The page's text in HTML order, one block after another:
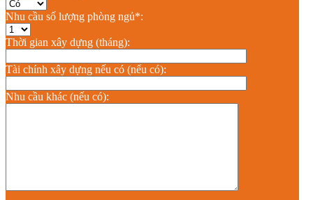
Nhu cầu số lượng phòng ngủ*:
Thời gian xây dựng (tháng):
Tài chính xây dựng nếu có (nếu có):
Nhu cầu khác (nếu có):